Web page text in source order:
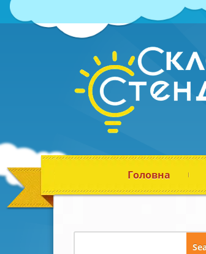
Головна